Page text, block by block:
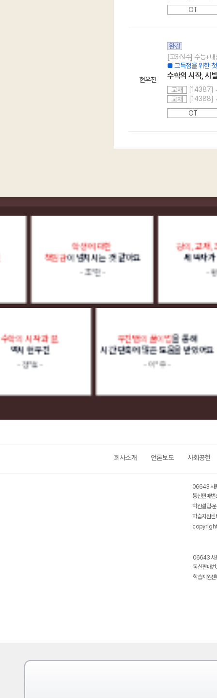
OT
현우진
완강
[고3·N수] 수능+내
■ 고득점을 위한
수학의 시작, 시
교재
[14387]
교재
[14388]
OT
학생에 대한
이 넘치시는 것 같아요
- 조*한 -
강의, 교재, 조교
세 박자가 어우
- 황*찬 -
수학의 시작과 끝,
역시 현우진
- 정*효 -
우진쌤의 풀이법을 통
시간 단축에 많은 도움을 받
- 이*우 -
회사소개 언론보도 사회공헌
06643 서
통신판매
학원설립·
학습지원
06643 서
통신판매
학습지원